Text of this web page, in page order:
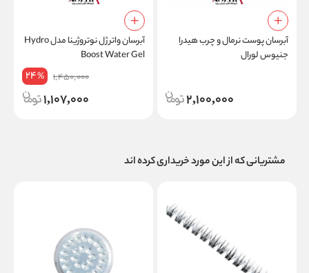
آبرسان پوست نرمال و چرب هیدرا
جنیوس لورال
2,100,000
آبرسان واتر ژل نوتروژینا مدل Hydro
Boost Water Gel
1,450,000
24%
1,107,000
مشتریانی که از این مورد خریداری کرده اند